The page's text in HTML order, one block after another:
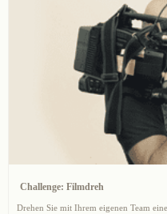
Challenge: Filmdreh
Drehen Sie mit Ihrem eigenen Team